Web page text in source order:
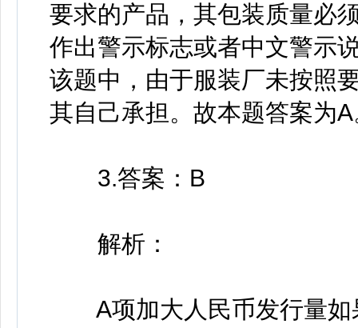
要求的产品，其包装质量必
作出警示标志或者中文警示
该题中，由于服装厂未按照
其自己承担。故本题答案为
3.答案：B
解析：
A项加大人民币发行量如